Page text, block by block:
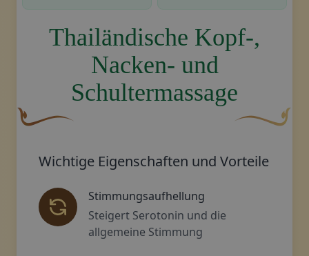
Thailändische Kopf-,
Nacken- und
Schultermassage
Wichtige Eigenschaften und Vorteile
Stimmungsaufhellung
Steigert Serotonin und die
allgemeine Stimmung